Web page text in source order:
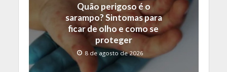
Quão perigoso é o
sarampo? Sintomas para
ficar de olho e como se
proteger
8 de agosto de 2026